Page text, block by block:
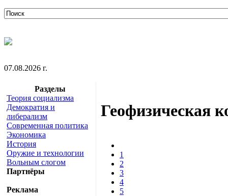
07.08.2026 г.
Разделы
Теория социализма
Демократия и
либерализм
Современная политика
Экономика
История
Оружие и технологии
Вольным слогом
Партнёры
Реклама
Геофизическая
1
2
3
4
5